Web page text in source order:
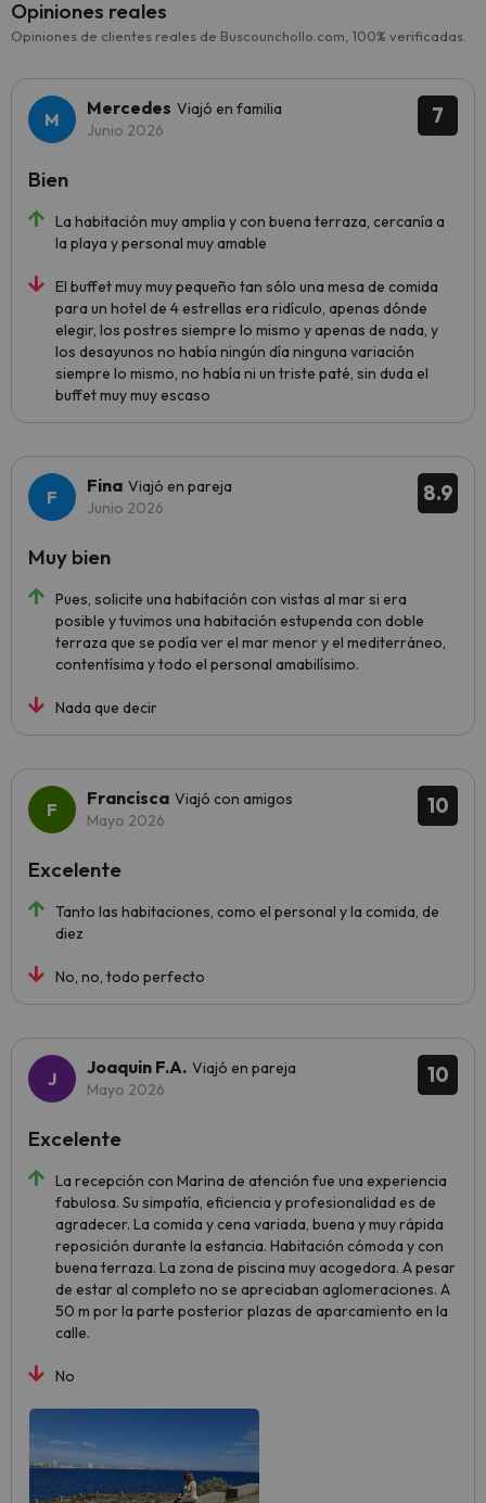
Opiniones reales
Opiniones de clientes reales de Buscounchollo.com, 100% verificadas.
7
Mercedes Viajó en familia
Junio 2026
La habitación muy amplia y con buena terraza, cercanía a
la playa y personal muy amable
El buffet muy muy pequeño tan sólo una mesa de comida
para un hotel de 4 estrellas era ridículo, apenas dónde
elegir, los postres siempre lo mismo y apenas de nada, y
los desayunos no había ningún día ninguna variación
siempre lo mismo, no había ni un triste paté, sin duda el
buffet muy muy escaso
Bien
8.9
Fina Viajó en pareja
Junio 2026
Pues, solicite una habitación con vistas al mar si era
posible y tuvimos una habitación estupenda con doble
terraza que se podía ver el mar menor y el mediterráneo,
contentísima y todo el personal amabilísimo.
Nada que decir
Muy bien
10
Francisca Viajó con amigos
Mayo 2026
Tanto las habitaciones, como el personal y la comida, de
diez
No, no, todo perfecto
Excelente
10
Joaquin F.A. Viajó en pareja
Mayo 2026
La recepción con Marina de atención fue una experiencia
fabulosa. Su simpatía, eficiencia y profesionalidad es de
agradecer. La comida y cena variada, buena y muy rápida
reposición durante la estancia. Habitación cómoda y con
buena terraza. La zona de piscina muy acogedora. A pesar
de estar al completo no se apreciaban aglomeraciones. A
50 m por la parte posterior plazas de aparcamiento en la
calle.
No
Excelente